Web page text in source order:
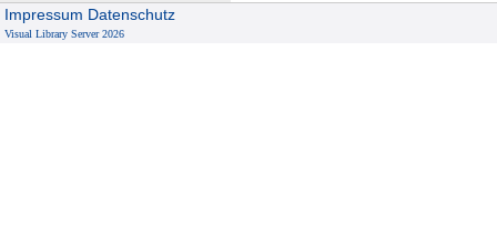
Impressum Datenschutz
Visual Library Server 2026